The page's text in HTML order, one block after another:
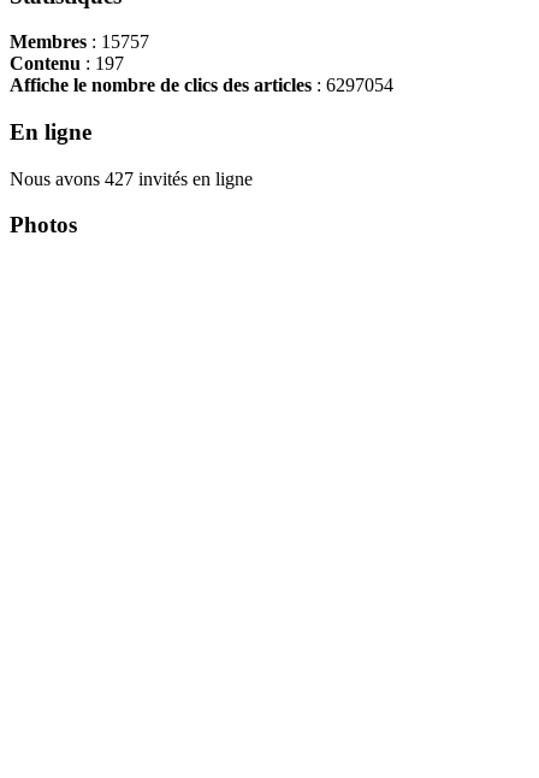
Membres : 15757
Contenu : 197
Affiche le nombre de clics des articles : 6297054
En ligne
Nous avons 427 invités en ligne
Photos